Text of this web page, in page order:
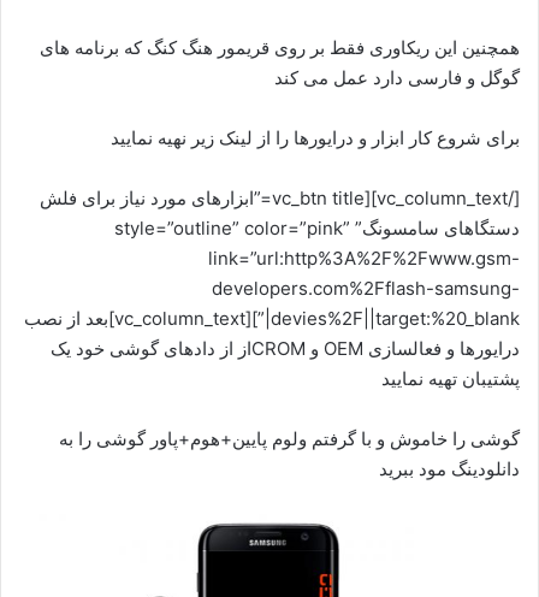
همچنین این ریکاوری فقط بر روی قریمور هنگ کنگ که برنامه های
گوگل و فارسی دارد عمل می کند
برای شروع کار ابزار و درایورها را از لینک زیر نهیه نمایید
[/vc_column_text][vc_btn title=”ابزارهای مورد نیاز برای فلش
دستگاهای سامسونگ” style=”outline” color=”pink”
link=”url:http%3A%2F%2Fwww.gsm-
developers.com%2Fflash-samsung-
devies%2F||target:%20_blank|”][vc_column_text]بعد از نصب
درایورها و فعالسازی OEM و CROMاز از دادهای گوشی خود یک
پشتیبان تهیه نمایید
گوشی را خاموش و با گرفتم ولوم پایین+هوم+پاور گوشی را به
دانلودینگ مود ببرید